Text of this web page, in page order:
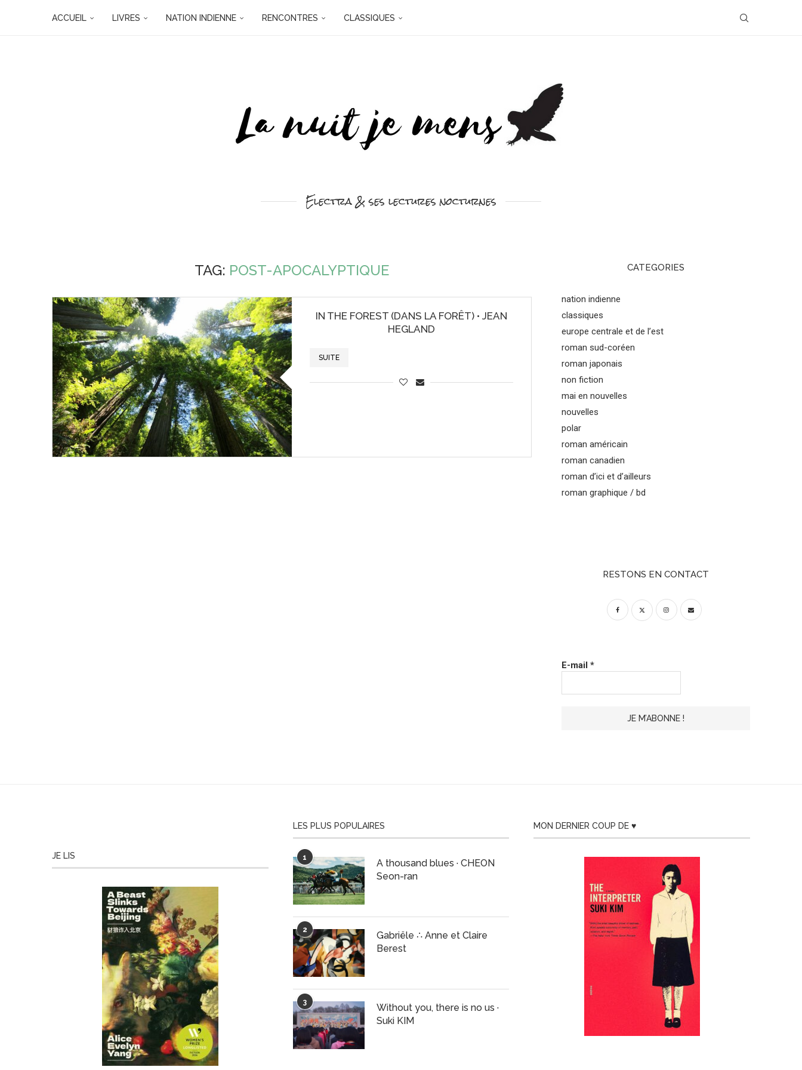
ACCUEIL LIVRES NATION INDIENNE RENCONTRES CLASSIQUES
Electra & ses lectures nocturnes
TAG: POST-APOCALYPTIQUE
IN THE FOREST (DANS LA FORÊT) • JEAN
HEGLAND
SUITE
CATEGORIES
nation indienne
classiques
europe centrale et de l’est
roman sud-coréen
roman japonais
non fiction
mai en nouvelles
nouvelles
polar
roman américain
roman canadien
roman d’ici et d’ailleurs
roman graphique / bd
RESTONS EN CONTACT
E-mail*
JE LIS
LES PLUS POPULAIRES
1
A thousand blues · CHEON
Seon-ran
2
Gabriële ∴ Anne et Claire
Berest
3
Without you, there is no us ·
Suki KIM
MON DERNIER COUP DE ♥